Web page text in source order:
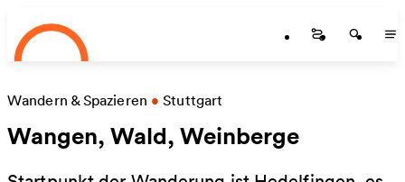
Zum Hauptinhalt springen
Startseite
Wandern & Spazieren • Stuttgart
Wangen, Wald, Weinberge